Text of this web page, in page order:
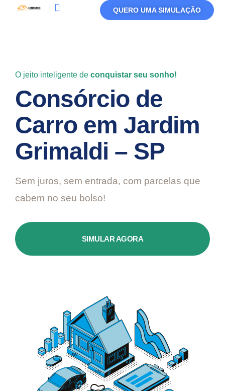
QUERO UMA SIMULAÇÃO
O jeito inteligente de conquistar seu sonho!
Consórcio de
Carro em Jardim
Grimaldi – SP
Sem juros, sem entrada, com parcelas que
cabem no seu bolso!
SIMULAR AGORA